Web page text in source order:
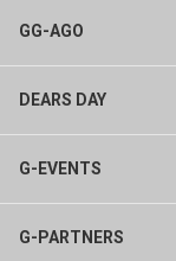
GG-AGO
DEARS DAY
G-EVENTS
G-PARTNERS